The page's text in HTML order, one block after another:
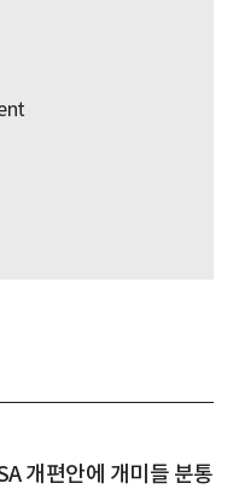
개편안에 개미들 분통